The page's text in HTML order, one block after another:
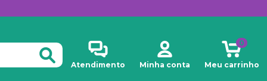
Atendimento Minha conta Meu carrinho
0